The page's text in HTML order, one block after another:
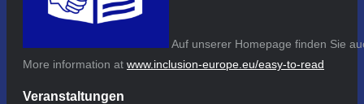
Auf unserer Homepage finden Sie
More information at www.inclusion-europe.eu/easy-to-read
Veranstaltungen